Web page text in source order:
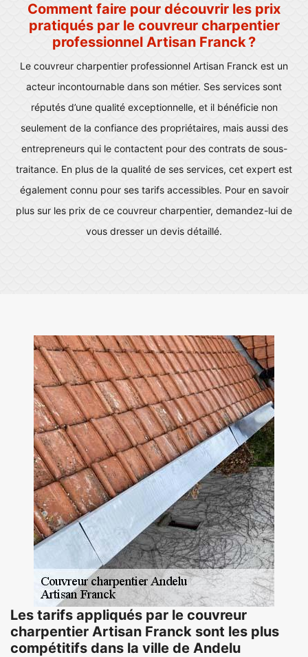
Comment faire pour découvrir les prix
pratiqués par le couvreur charpentier
professionnel Artisan Franck ?
Le couvreur charpentier professionnel Artisan Franck est un
acteur incontournable dans son métier. Ses services sont
réputés d’une qualité exceptionnelle, et il bénéficie non
seulement de la confiance des propriétaires, mais aussi des
entrepreneurs qui le contactent pour des contrats de sous-
traitance. En plus de la qualité de ses services, cet expert est
également connu pour ses tarifs accessibles. Pour en savoir
plus sur les prix de ce couvreur charpentier, demandez-lui de
vous dresser un devis détaillé.
Les tarifs appliqués par le couvreur
charpentier Artisan Franck sont les plus
compétitifs dans la ville de Andelu